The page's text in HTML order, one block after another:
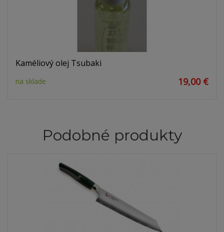
Kaméliový olej Tsubaki
na sklade 19,00 €
Podobné produkty